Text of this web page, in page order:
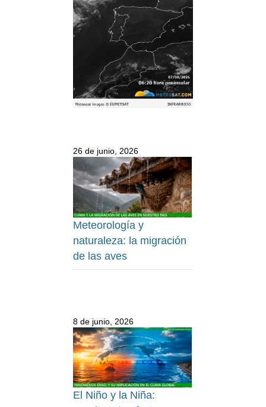
26 de junio, 2026
Meteorología y
naturaleza: la migración
de las aves
8 de junio, 2026
El Niño y la Niña: